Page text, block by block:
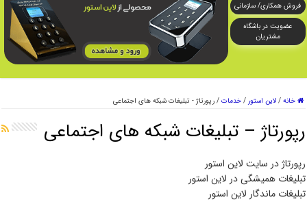
فروش همکاری/ سازمانی
عضویت در باشگاه
مشتریان
خانه / لاین استور / خدمات / رپورتاژ - تبلیغات شبکه های اجتماعی
رپورتاژ – تبلیغات شبکه های اجتماعی
رپورتاژ در سایت لاین استور
تبلیغات همیشگی در لاین استور
تبلیغات ماندگار لاین استور